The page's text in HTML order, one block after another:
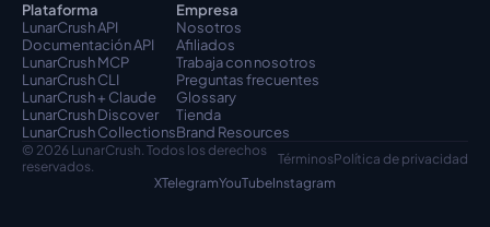
Plataforma
LunarCrush API
Documentación API
LunarCrush MCP
LunarCrush CLI
LunarCrush + Claude
LunarCrush Discover
LunarCrush Collections
Empresa
Nosotros
Afiliados
Trabaja con nosotros
Preguntas frecuentes
Glossary
Tienda
Brand Resources
© 2026 LunarCrush. Todos los derechos
reservados.
TérminosPolítica de privacidad
XTelegramYouTubeInstagram